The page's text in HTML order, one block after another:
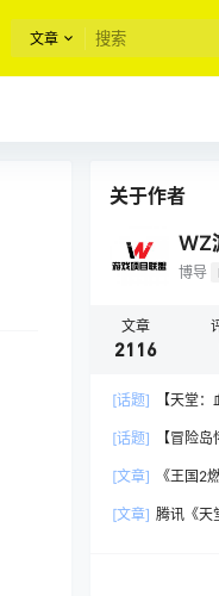
文章
关于作者
WZ
博导
文章
2116
[话题]
【天堂
[话题]
【冒险
[文章]
《王国2
[文章] 腾讯《天